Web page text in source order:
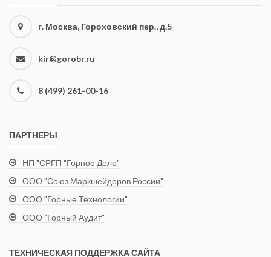
г. Москва, Гороховский пер., д.5
kir@gorobr.ru
8 (499) 261-00-16
ПАРТНЕРЫ
НП "СРГП "Горное Дело"
ООО "Союз Маркшейдеров России"
ООО "Горные Технологии"
ООО "Горный Аудит"
ТЕХНИЧЕСКАЯ ПОДДЕРЖКА САЙТА